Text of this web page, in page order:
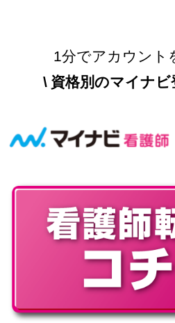
1分でアカウント
\ 資格別のマイナ